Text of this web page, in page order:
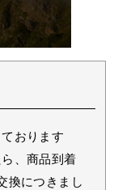
おります
、商品到着
換につきまし